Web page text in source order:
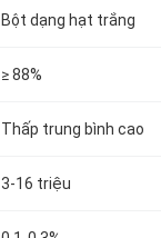
Bột dạng hạt trắng
≥ 88%
Thấp trung bình cao
3-16 triệu